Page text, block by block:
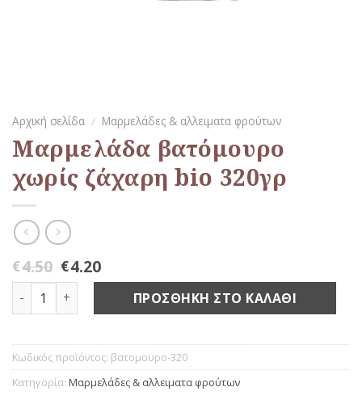
Αρχική σελίδα / Μαρμελάδες & αλλειματα φρούτων
Μαρμελάδα βατόμουρο
χωρίς ζάχαρη bio 320γρ
€4.50 €4.20
Μαρμελάδα βατόμουρο χωρίς ζάχαρη bio 320γρ
ΠΡΟΣΘΉΚΗ ΣΤΟ ΚΑΛΆΘΙ
Κωδικός προϊόντος: βατομουρο-320
Κατηγορία: Μαρμελάδες & αλλειματα φρούτων